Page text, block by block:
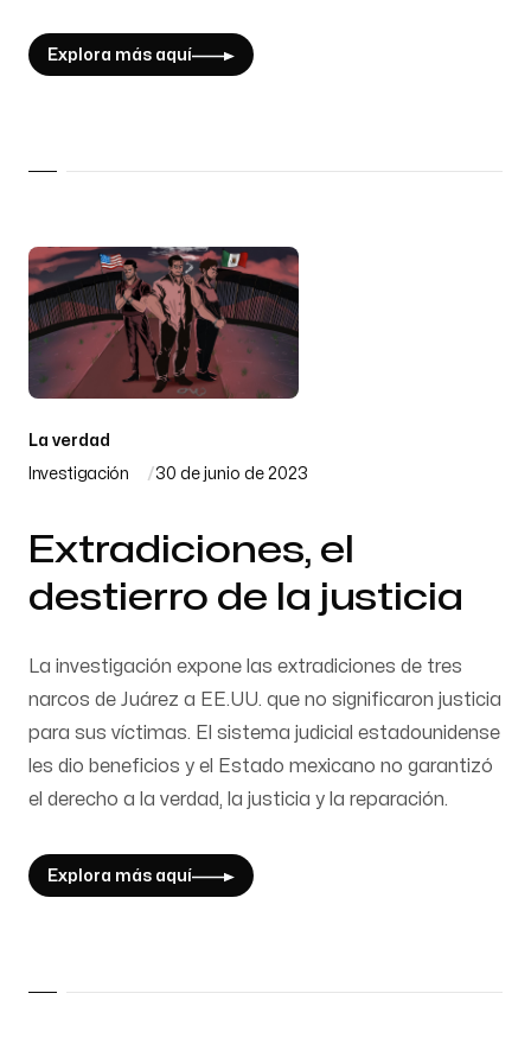
Explora más aquí
La verdad
Investigación 30 de junio de 2023
Extradiciones, el
destierro de la justicia
La investigación expone las extradiciones de tres
narcos de Juárez a EE.UU. que no significaron justicia
para sus víctimas. El sistema judicial estadounidense
les dio beneficios y el Estado mexicano no garantizó
el derecho a la verdad, la justicia y la reparación.
Explora más aquí